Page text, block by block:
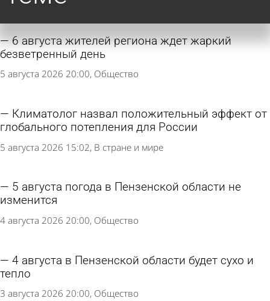
6 августа жителей региона ждет жаркий
безветренный день
5 августа 2026 20:00 Общество
Климатолог назвал положительный эффект от
глобального потепления для России
5 августа 2026 15:02 В стране и мире
5 августа погода в Пензенской области не
изменится
4 августа 2026 20:00 Общество
4 августа в Пензенской области будет сухо и
тепло
3 августа 2026 20:00 Общество